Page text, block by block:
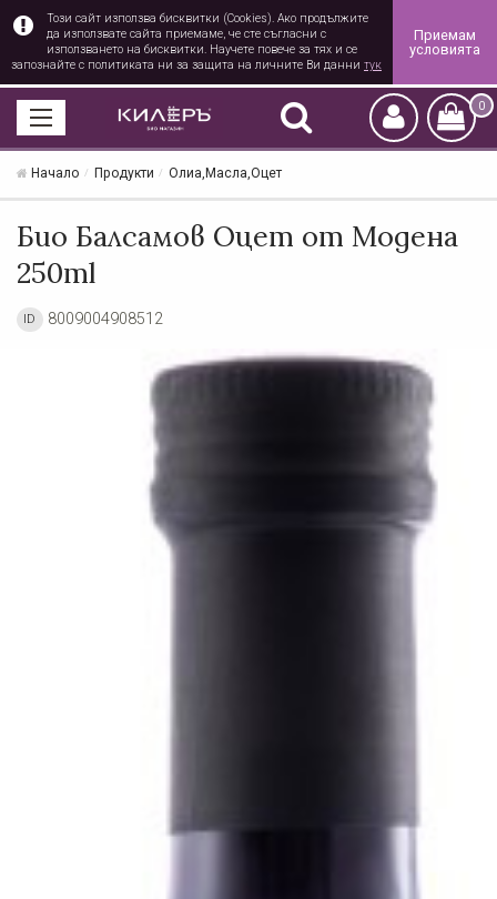
Този сайт използва бисквитки (Cookies). Ако продължите
да използвате сайта приемаме, че сте съгласни с
използването на бисквитки. Научете повече за тях и се
запознайте с политиката ни за защита на личните Ви данни тук
Приемам
условията
0
Начало Продукти Олиа,Масла,Оцет
Био Балсамов Оцет от Модена
250ml
ID 8009004908512